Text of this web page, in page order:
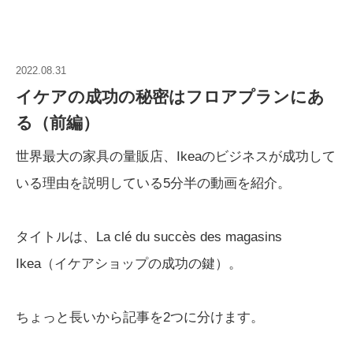
2022.08.31
イケアの成功の秘密はフロアプランにあ
る（前編）
世界最大の家具の量販店、Ikeaのビジネスが成功して
いる理由を説明している5分半の動画を紹介。
タイトルは、La clé du succès des magasins
Ikea（イケアショップの成功の鍵）。
ちょっと長いから記事を2つに分けます。